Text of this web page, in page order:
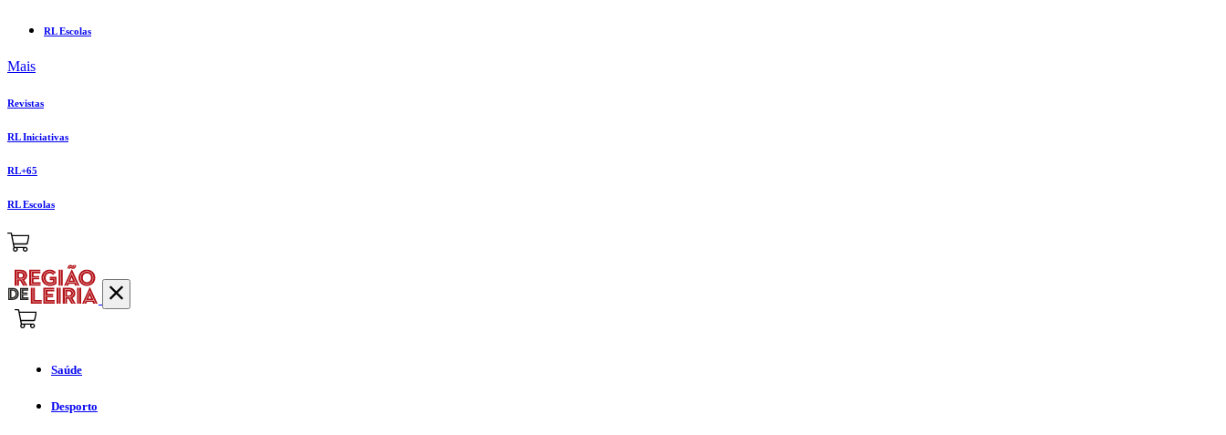
RL Escolas
Mais
Revistas
RL Iniciativas
RL+65
RL Escolas
Saúde
Desporto